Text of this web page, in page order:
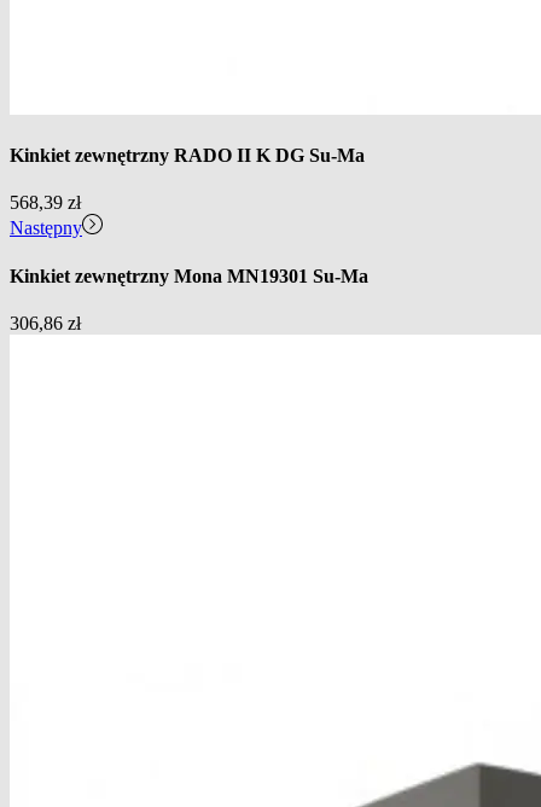
Kinkiet zewnętrzny RADO II K DG Su-Ma
568,39 zł
Następny
Kinkiet zewnętrzny Mona MN19301 Su-Ma
306,86 zł